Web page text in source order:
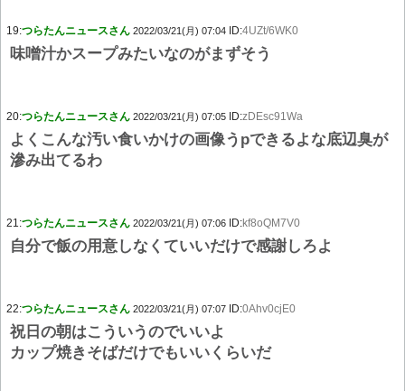
19:つらたんニュースさん 2022/03/21(月) 07:04 ID:4UZt/6WK0
味噌汁かスープみたいなのがまずそう
20:つらたんニュースさん 2022/03/21(月) 07:05 ID:zDEsc91Wa
よくこんな汚い食いかけの画像うpできるよな底辺臭が
滲み出てるわ
21:つらたんニュースさん 2022/03/21(月) 07:06 ID:kf8oQM7V0
自分で飯の用意しなくていいだけで感謝しろよ
22:つらたんニュースさん 2022/03/21(月) 07:07 ID:0Ahv0cjE0
祝日の朝はこういうのでいいよ
カップ焼きそばだけでもいいくらいだ